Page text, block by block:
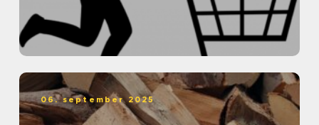
06. september 2025